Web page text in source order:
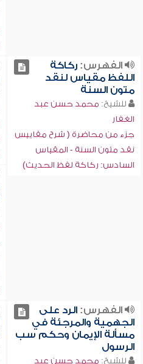
الفهرس:ركاكة
اللفظ مقياس لنقد
متون السنة
للشيخ: محمد حسن عبد
الغفار
جزء من محاضرة ( شرح مقاييس
نقد متون السنة - المقياس
السادس: ركاكة لفظ الحديث)
الفهرس:الرد على
الجهمية والمرجئة في
مسألة الإيمان وحكم سب
الرسول
للشيخ: محمد حسن عبد